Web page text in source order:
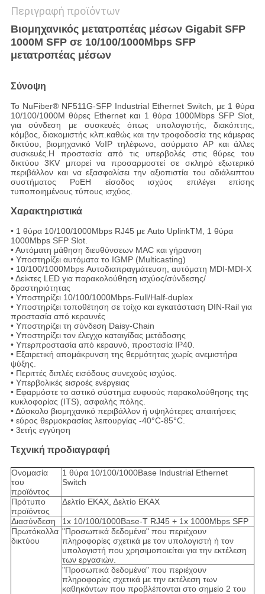
Περιγραφή προϊόντων
Βιομηχανικός μετατροπέας μέσων Gigabit SFP
1000M SFP σε 10/100/1000Mbps SFP
μετατροπέας μέσων
Σύνοψη
Το NuFiber® NF511G-SFP Industrial Ethernet Switch, με 1 θύρα
10/100/1000M θύρες Ethernet και 1 θύρα 1000Mbps SFP Slot,
για σύνδεση με συσκευές όπως υπολογιστής, διακόπτης,
κόμβος, διακομιστής κλπ.καθώς και την τροφοδοσία της κάμερας
δικτύου, βιομηχανικό VoIP τηλέφωνο, ασύρματο AP και άλλες
συσκευές.Η προστασία από τις υπερβολές στις θύρες του
δικτύου 3KV μπορεί να προσαρμοστεί σε σκληρό εξωτερικό
περιβάλλον και να εξασφαλίσει την αξιοπιστία του αδιάλειπτου
συστήματος PoEΗ είσοδος ισχύος επιλέγει επίσης
τυποποιημένους τύπους ισχύος.
Χαρακτηριστικά
• 1 θύρα 10/100/1000Mbps RJ45 με Auto UplinkTM, 1 θύρα
1000Mbps SFP Slot.
• Αυτόματη μάθηση διευθύνσεων MAC και γήρανση
• Υποστηρίζει αυτόματα το IGMP (Multicasting)
• 10/100/1000Mbps Αυτοδιαπραγμάτευση, αυτόματη MDI-MDI-X
• Δείκτες LED για παρακολούθηση ισχύος/σύνδεσης/
δραστηριότητας
• Υποστηρίζει 10/100/1000Mbps-Full/Half-duplex
• Υποστηρίζει τοποθέτηση σε τοίχο και εγκατάσταση DIN-Rail για
προστασία από κεραυνές
• Υποστηρίζει τη σύνδεση Daisy-Chain
• Υποστηρίζει τον έλεγχο καταιγίδας μετάδοσης
• Υπερπροστασία από κεραυνό, προστασία IP40.
• Εξαιρετική απομάκρυνση της θερμότητας χωρίς ανεμιστήρα
ψύξης.
• Περιττές διπλές εισόδους συνεχούς ισχύος.
• Υπερβολικές εισροές ενέργειας
• Εφαρμόστε το αστικό σύστημα ευφυούς παρακολούθησης της
κυκλοφορίας (ITS), ασφαλής πόλης.
• Δύσκολο βιομηχανικό περιβάλλον ή υψηλότερες απαιτήσεις
• εύρος θερμοκρασίας λειτουργίας -40°C-85°C.
• 3ετής εγγύηση
Τεχνική προδιαγραφή
Ονομασία
του
προϊόντος
1 θύρα 10/100/1000Base Industrial Ethernet
Switch
Πρότυπο
προϊόντος
Δελτίο ΕΚΑΧ, Δελτίο ΕΚΑΧ
Διασύνδεση
1x 10/100/1000Base-T RJ45 + 1x 1000Mbps SFP
Πρωτόκολλα
δικτύου
"Προσωπικά δεδομένα" που περιέχουν
πληροφορίες σχετικά με τον υπολογιστή ή τον
υπολογιστή που χρησιμοποιείται για την εκτέλεση
των εργασιών.
"Προσωπικά δεδομένα" που περιέχουν
πληροφορίες σχετικά με την εκτέλεση των
καθηκόντων που προβλέπονται στο σημείο 2 του